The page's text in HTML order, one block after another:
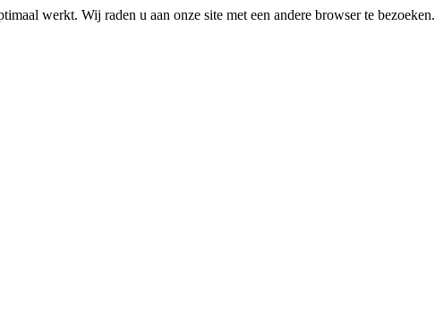
werkt. Wij raden u aan onze site met een andere browser te bezoeken.